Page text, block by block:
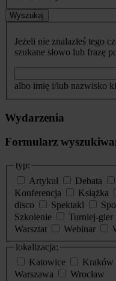
Wyszukaj
Jeżeli nie znalazłeś tego
szukane słowo lub frazę
albo imię i/lub nazwisko
Wydarzenia
Formularz
typ:
Artykuł
Debata
Konferencja
Książka
disco
Spektakl
Szkolenie
Turniej-gier
Warsztat
Webinar
lokalizacja:
Katowice
Kraków
Warszawa
Wrocław